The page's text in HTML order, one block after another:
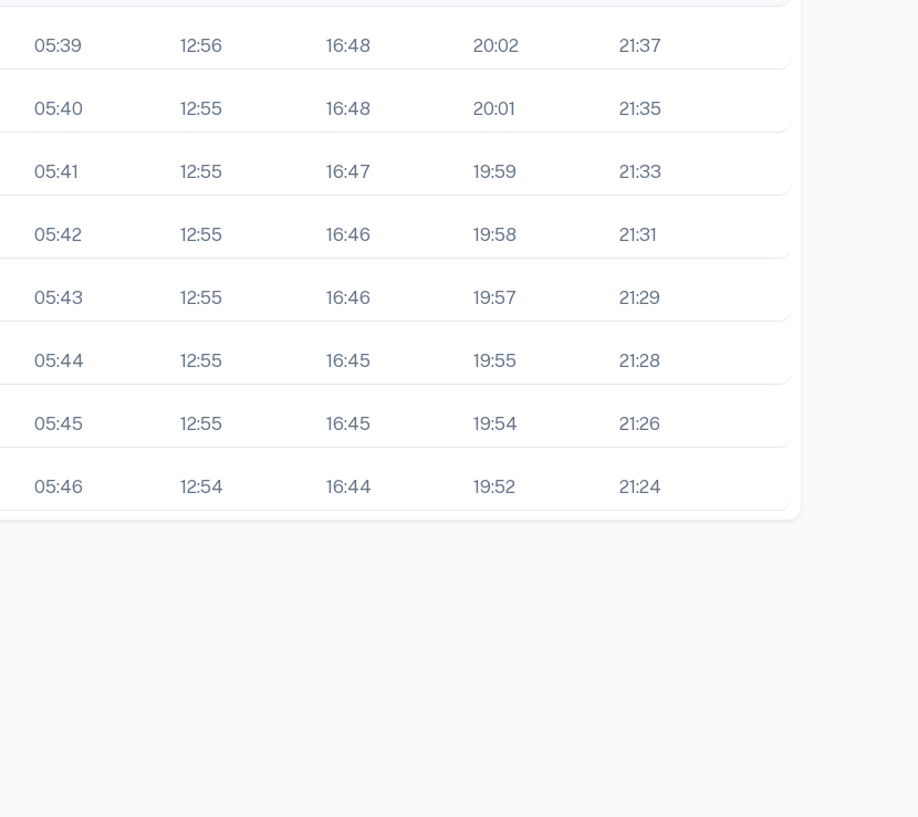
05:39 12:56 16:48 20:02 21:37
05:40 12:55 16:48 20:01 21:35
05:41 12:55 16:47 19:59 21:33
05:42 12:55 16:46 19:58 21:31
05:43 12:55 16:46 19:57 21:29
05:44 12:55 16:45 19:55 21:28
05:45 12:55 16:45 19:54 21:26
05:46 12:54 16:44 19:52 21:24